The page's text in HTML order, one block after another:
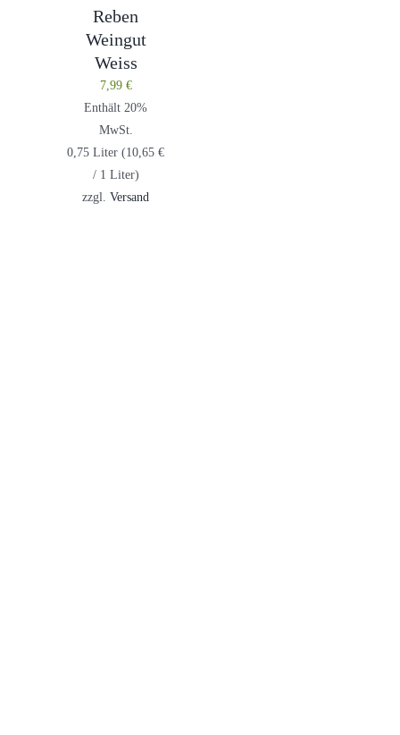
Reben
Weingut
Weiss
7,99 €
Enthält 20%
MwSt.
0,75 Liter (10,65€
/ 1 Liter)
zzgl.Versand